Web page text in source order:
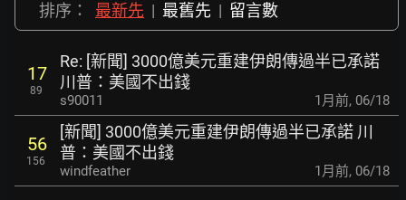
排序： 最新先 | 最舊先 | 留言數
17
89
Re: [新聞] 3000億美元重建伊朗傳過半已承諾
川普：美國不出錢
s90011 1月前, 06/18
56
156
[新聞] 3000億美元重建伊朗傳過半已承諾 川
普：美國不出錢
windfeather 1月前, 06/18